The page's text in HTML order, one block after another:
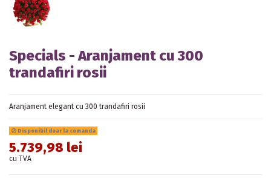
Specials - Aranjament cu 300
trandafiri rosii
Aranjament elegant cu 300 trandafiri rosii
Disponibil doar la comanda
5.739,98 lei
cu TVA